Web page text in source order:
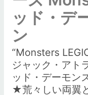
ッド・デ
ン
“Monsters
ジャック・アト
ッド・デーモン
★荒々しい両翼